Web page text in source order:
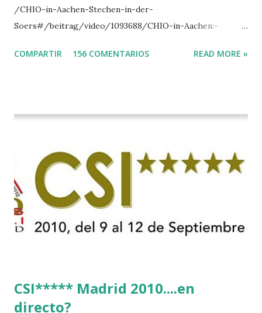
/CHIO-in-Aachen-Stechen-in-der-
Soers#/beitrag/video/1093688/CHIO-in-Aachen:-
COMPARTIR 156 COMENTARIOS READ MORE »
CSI***** Madrid 2010....en
directo?